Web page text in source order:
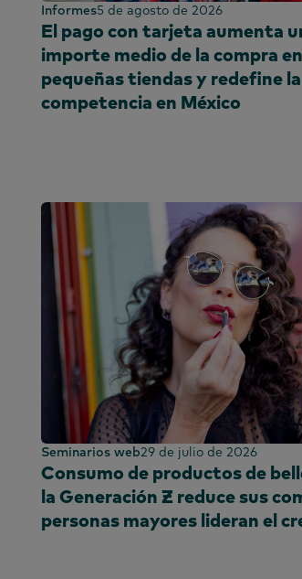
Informes5 de agosto de 2026
El pago con tarjeta aumenta
importe medio de la compra
pequeñas tiendas y redefine la
competencia en México
Seminarios web29 de julio de 2026
Consumo de productos de
la Generación Z reduce sus
personas mayores lideran el